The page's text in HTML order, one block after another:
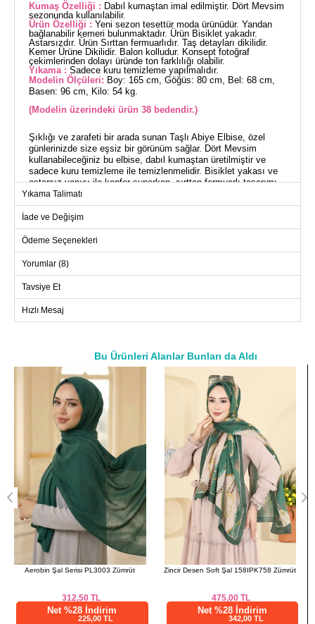
Kumaş Özelliği : Dabıl kumaştan imal edilmiştir. Dört Mevsim
sezonunda kullanılabilir.
Ürün Özelliği : Yeni sezon tesettür moda ürünüdür. Yandan
bağlanabilir kemeri bulunmaktadır. Ürün Bisiklet yakadır.
Astarsızdır. Ürün Sırttan fermuarlıdır. Taş detayları dikilidir.
Kemer Ürüne Dikilidir. Balon kolludur. Konsept fotoğraf
çekimlerinden dolayı üründe ton farklılığı olabilir.
Yıkama : Sadece kuru temizleme yapılmalıdır.
Modelin Ölçüleri: Boy: 165 cm, Göğüs: 80 cm, Bel: 68 cm,
Basen: 96 cm, Kilo: 54 kg.
(Modelin üzerindeki ürün 38 bedendir.)
Şıklığı ve zarafeti bir arada sunan Taşlı Abiye Elbise, özel
günlerinizde size eşsiz bir görünüm sağlar. Dört Mevsim
kullanabileceğiniz bu elbise, dabıl kumaştan üretilmiştir ve
sadece kuru temizleme ile temizlenmelidir. Bisiklet yakası ve
astarsız yapısı ile konfor sunarken, sırttan fermuarlı tasarımı
kolay bir kullanım imkanı tanır. Balon kolları, yandan
bağlanabilir kemer ve dikili taş detayları ile göz kamaştırıcı bir
stil vaad eder. Bu model 165 cm boy, 80 cm göğüs, 68 cm bel,
96 cm basen ölçülerine sahiptir ve üzerindeki ürün 38 bedendir.
Beden
36
82
137
98 84
137
44
88
46
92
48
96
50
98 137
Yıkama Talimatı
İade ve Değişim
Ödeme Seçenekleri
Yorumlar (8)
Tavsiye Et
Hızlı Mesaj
Bu Ürünleri Alanlar Bunları da Aldı
a>
Zincir Desen Soft Şal 158IPK758 Zümrüt
475,00 TL
Net %28 İndirim
342,00 TL
Asimetrik Kesim 2 li Takım 6768MP806 Laci
1.437,50TL
Net %28 İndirim
1035,00 TL